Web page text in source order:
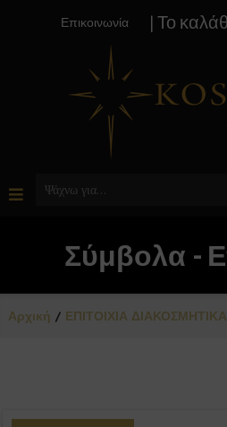
Επικοινωνία | Το
Σύμβολα -
Αρχική ΕΠΙΤΟΙΧΙΑ ΔΙΑΚΟΣΜΗΤΙΚΑ